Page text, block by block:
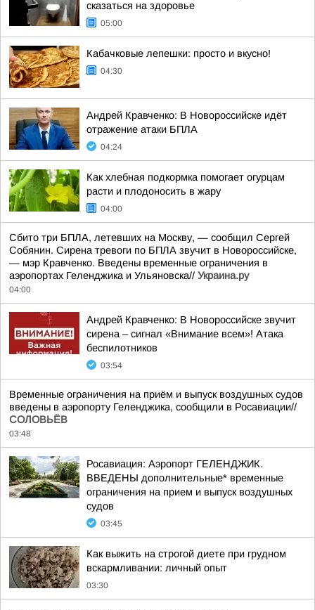
сказаться на здоровье
05:00
Кабачковые лепешки: просто и вкусно!
04:30
Андрей Кравченко: В Новороссийске идёт
отражение атаки БПЛА
04:24
Как хлебная подкормка помогает огурцам
расти и плодоносить в жару
04:00
Сбито три БПЛА, летевших на Москву, — сообщил Сергей
Собянин. Сирена тревоги по БПЛА звучит в Новороссийске,
— мэр Кравченко. Введены временные ограничения в
аэропортах Геленджика и Ульяновска// Украина.ру
04:00
Андрей Кравченко: В Новороссийске звучит
сирена – сигнал «Внимание всем»! Атака
беспилотников
03:54
Временные ограничения на приём и выпуск воздушных судов
введены в аэропорту Геленджика, сообщили в Росавиации//
СОЛОВЬЁВ
03:48
Росавиация: Аэропорт ГЕЛЕНДЖИК.
ВВЕДЕНЫ дополнительные* временные
ограничения на прием и выпуск воздушных
судов
03:45
Как выжить на строгой диете при грудном
вскармливании: личный опыт
03:30